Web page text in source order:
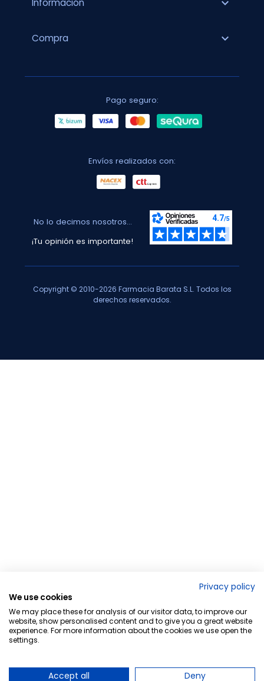
Información expand_more
Compra expand_more
Pago seguro:
Envíos realizados con:
No lo decimos nosotros...
¡Tu opinión es importante!
Copyright © 2010-2026 Farmacia Barata S.L. Todos los
derechos reservados.
Privacy policy
We use cookies
We may place these for analysis of our visitor data, to improve our
website, show personalised content and to give you a great website
experience. For more information about the cookies we use open the
settings.
Accept all Deny